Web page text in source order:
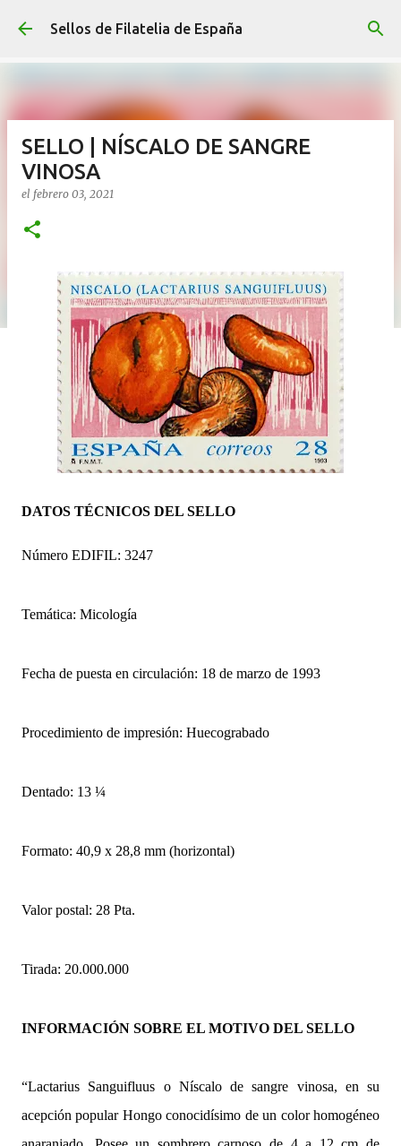
Ir al contenido principal
Sellos de Filatelia de España
SELLO | NÍSCALO DE SANGRE
VINOSA
el febrero 03, 2021
DATOS TÉCNICOS DEL SELLO
Número EDIFIL: 3247
Temática: Micología
Fecha de puesta en circulación: 18 de marzo de 1993
Procedimiento de impresión: Huecograbado
Dentado: 13 ¼
Formato: 40,9 x 28,8 mm (horizontal)
Valor postal: 28 Pta.
Tirada: 20.000.000
INFORMACIÓN SOBRE EL MOTIVO DEL SELLO
“Lactarius Sanguifluus o Níscalo de sangre vinosa, en su
acepción popular Hongo conocidísimo de un color homogéneo